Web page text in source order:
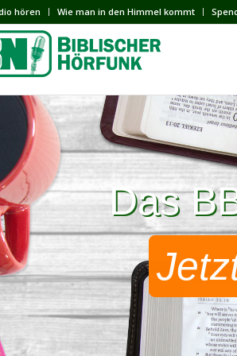
hören Wie man in den Himmel kommt
Das
Das